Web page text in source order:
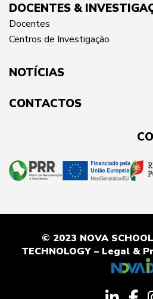
DOCENTES &
Docentes
Centros de Investigação
NOTÍCIAS
CONTACTOS
© 2023 NOVA
TECHNOLOGY – Legal &